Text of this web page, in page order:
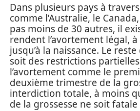
Dans plusieurs pays à
comme l’Australie, le
pas moins de 30 autres, il
rendent l’avortement légal,
jusqu’à la naissance. Le
soit des restrictions
l’avortement comme le
deuxième trimestre de la
interdiction totale, à moins
de la grossesse ne soit